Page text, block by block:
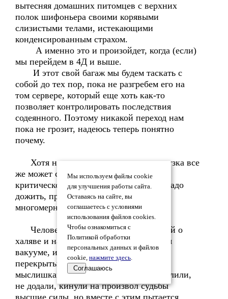
вытесняя домашних питомцев с верхних
полок шифоньера своими корявыми
слизистыми телами, истекающими
конденсированным страхом.
А именно это и произойдет, когда (если)
мы перейдем в 4Д и выше.
И этот свой багаж мы будем таскать с
собой до тех пор, пока не разгребем его на
том сервере, который еще хоть как-то
позволяет контролировать последствия
содеянного. Поэтому никакой переход нам
пока не грозит, надеюсь теперь понятно
почему.
Хотя не все так просто, и перезагрузка все
же может состояться при достижении
критической массы, но до этого тоже надо
дожить, причины-следствия тут также
многомерны, поэтому все по порядку.
Человек, постоянно размышляющий о
халяве и наживе, находится в духовном
вакууме, ибо его каналы полностью
перекрыты своими же низменными
мыслишками. Он считает, что его обделили,
не додали, кинули на произвол судьбы
высшие силы, но вместе с этим пытается
Мы используем файлы cookie
для улучшения работы сайта.
Оставаясь на сайте, вы
соглашаетесь с условиями
использования файлов cookies.
Чтобы ознакомиться с
Политикой обработки
персональных данных и файлов
cookie, нажмите здесь.
Соглашаюсь